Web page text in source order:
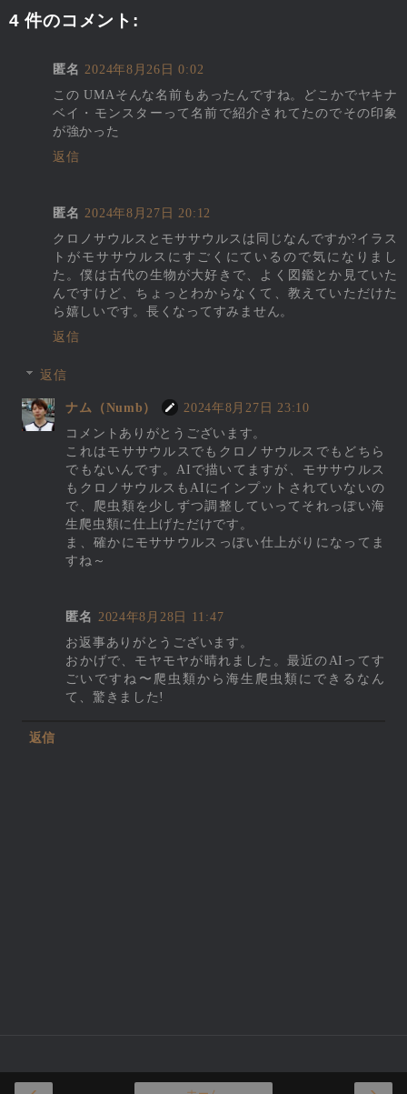
4 件のコメント:
匿名 2024年8月26日 0:02
この UMAそんな名前もあったんですね。どこかでヤキナ
ベイ・モンスターって名前で紹介されてたのでその印象
が強かった
返信
匿名 2024年8月27日 20:12
クロノサウルスとモササウルスは同じなんですか?イラス
トがモササウルスにすごくにているので気になりまし
た。僕は古代の生物が大好きで、よく図鑑とか見ていた
んですけど、ちょっとわからなくて、教えていただけた
ら嬉しいです。長くなってすみません。
返信
返信
ナム（Numb）
2024年8月27日 23:10
コメントありがとうございます。
これはモササウルスでもクロノサウルスでもどちら
でもないんです。AIで描いてますが、モササウルス
もクロノサウルスもAIにインプットされていないの
で、爬虫類を少しずつ調整していってそれっぽい海
生爬虫類に仕上げただけです。
ま、確かにモササウルスっぽい仕上がりになってま
すね～
匿名 2024年8月28日 11:47
お返事ありがとうございます。
おかげで、モヤモヤが晴れました。最近のAIってす
ごいですね〜爬虫類から海生爬虫類にできるなん
て、驚きました!
返信